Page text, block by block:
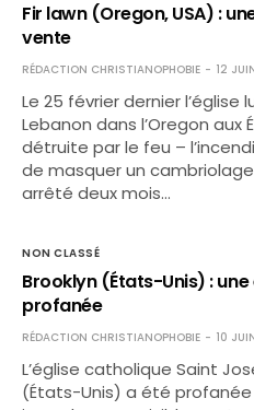
Fir lawn (Oregon, USA) :
vente
RÉDACTION CHRISTIANOPHOBIE 12
Le 25 février dernier l’église
Lebanon dans l’Oregon
détruite par le feu –
de masquer un
arrêté deux mois…
NON CLASSÉ
Brooklyn (États-Unis) :
profanée
RÉDACTION CHRISTIANOPHOBIE 10
L’église catholique Saint
(États-Unis) a été profanée